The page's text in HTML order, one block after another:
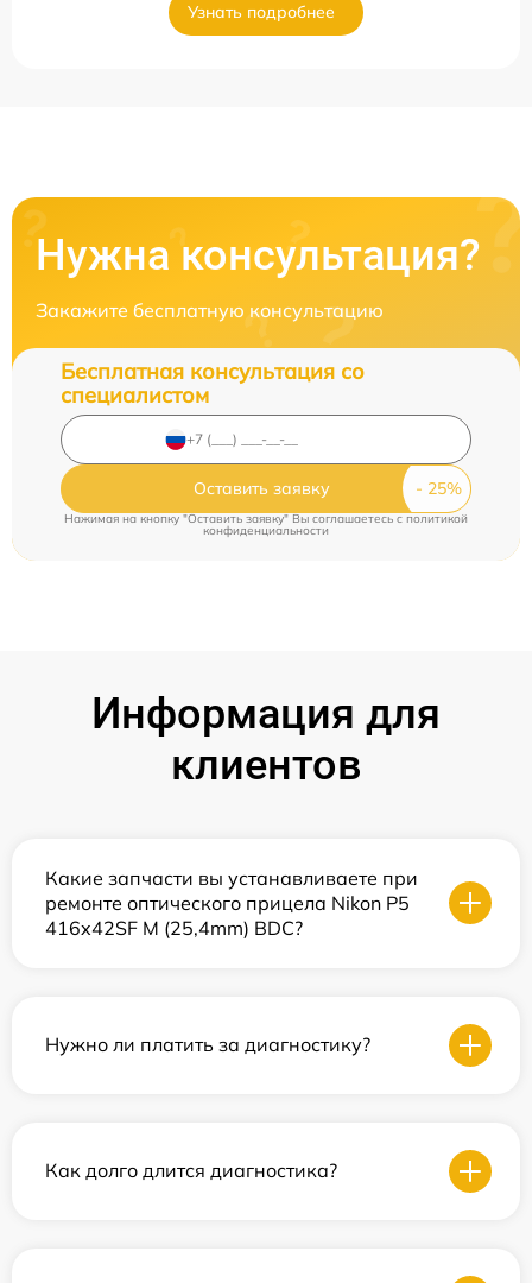
Узнать подробнее
Нужна консультация?
Закажите бесплатную консультацию
Бесплатная консультация со
специалистом
Оставить заявку
Нажимая на кнопку "Оставить заявку" Вы соглашаетесь cполитикой
конфиденциальности
Информация для
клиентов
Какие запчасти вы устанавливаете при
ремонте оптического прицела Nikon P5
416x42SF M (25,4mm) BDC?
Нужно ли платить за диагностику?
Как долго длится диагностика?